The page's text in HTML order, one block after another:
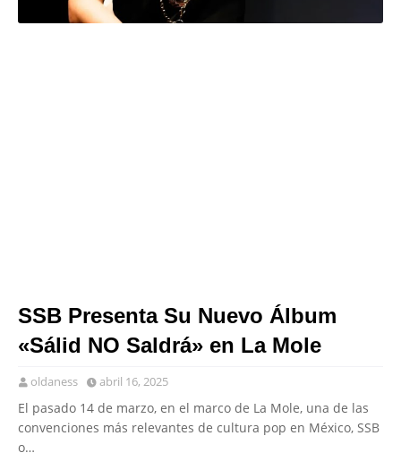
SSB Presenta Su Nuevo Álbum
«Sálid NO Saldrá» en La Mole
oldaness abril 16, 2025
El pasado 14 de marzo, en el marco de La Mole, una de las
convenciones más relevantes de cultura pop en México, SSB
o…